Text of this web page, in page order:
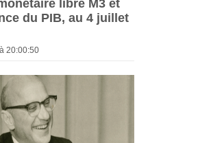
libre M3 et
du PIB, au 4 juillet
20:00:50